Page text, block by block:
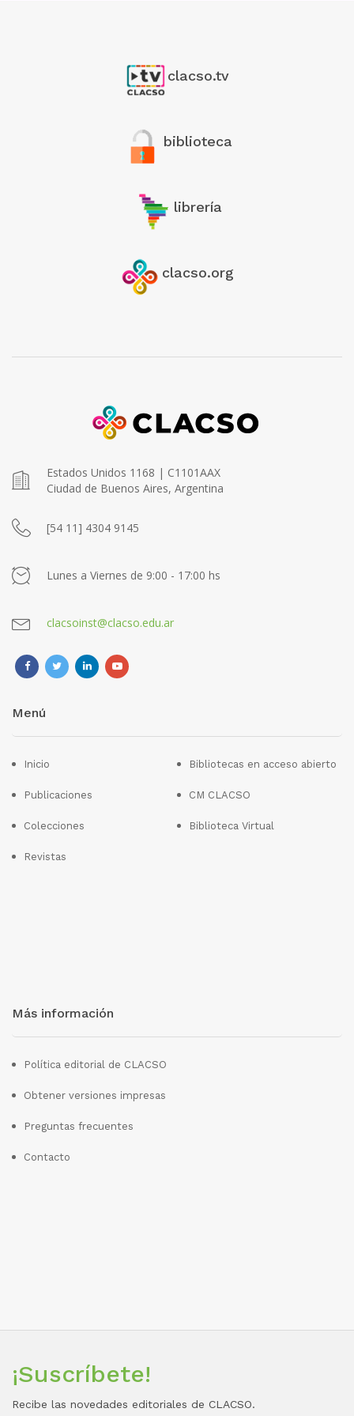
clacso.tv
biblioteca
librería
clacso.org
Estados Unidos 1168 | C1101AAX
Ciudad de Buenos Aires, Argentina
[54 11] 4304 9145
Lunes a Viernes de 9:00 - 17:00 hs
clacsoinst@clacso.edu.ar
Menú
Inicio
Publicaciones
Colecciones
Revistas
Bibliotecas en acceso abierto
CM CLACSO
Biblioteca Virtual
Más información
Política editorial de CLACSO
Obtener versiones impresas
Preguntas frecuentes
Contacto
¡Suscríbete!
Recibe las novedades editoriales de CLACSO.